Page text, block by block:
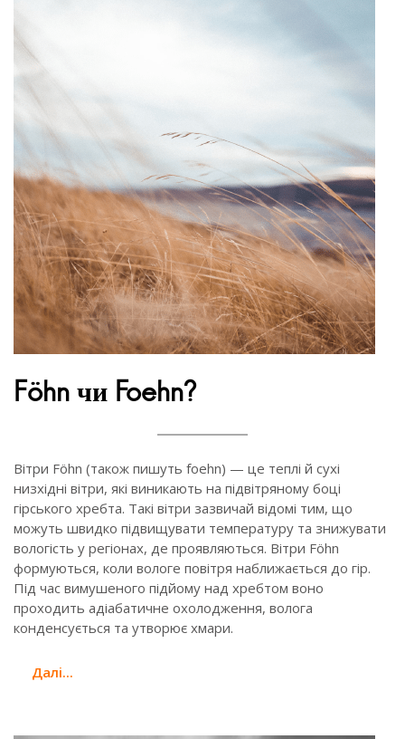
Föhn чи Foehn?
Вітри Föhn (також пишуть foehn) — це теплі й сухі
низхідні вітри, які виникають на підвітряному боці
гірського хребта. Такі вітри зазвичай відомі тим, що
можуть швидко підвищувати температуру та знижувати
вологість у регіонах, де проявляються. Вітри Föhn
формуються, коли вологе повітря наближається до гір.
Під час вимушеного підйому над хребтом воно
проходить адіабатичне охолодження, волога
конденсується та утворює хмари.
Далi...